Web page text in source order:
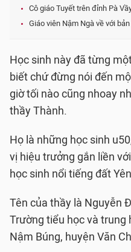
Cô giáo Tuyết trên đỉnh Pà
Giáo viên Nậm Ngà về với
Học sinh này đã từng
biết chứ đừng nói đến
giờ tối nào cũng nhoay
thầy Thành.
Họ là những học sinh
vị hiệu trưởng gắn liền
học sinh nổi tiếng đất
Tên của thầy là Nguyễn
Trường tiểu học và trung
Nậm Búng, huyện Văn